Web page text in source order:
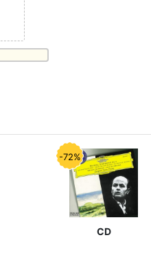
-72%
CD